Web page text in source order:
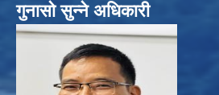
गुनासो सुन्ने अधिकारी